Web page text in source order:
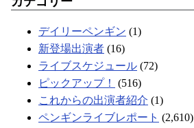
デイリーペンギン (1)
新登場出演者 (16)
ライブスケジュール (72)
ピックアップ！
(516)
これからの出演者紹介 (1)
ペンギンライブレポート (2,610)